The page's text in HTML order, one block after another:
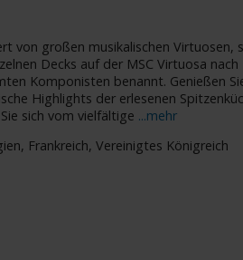
von großen musikalischen Virtuosen,
Decks auf der MSC Virtuosa nach
Komponisten benannt. Genießen
Highlights der erlesenen
sich vom vielfältige ...mehr
Frankreich, Vereinigtes Königreich